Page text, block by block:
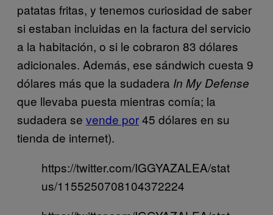
patatas fritas, y tenemos curiosidad de saber
si estaban incluidas en la factura del servicio
a la habitación, o si le cobraron 83 dólares
adicionales. Además, ese sándwich cuesta 9
dólares más que la sudadera In My Defense
que llevaba puesta mientras comía; la
sudadera se vende por45 dólares en su
tienda de internet).
https://twitter.com/IGGYAZALEA/stat
us/1155250708104372224